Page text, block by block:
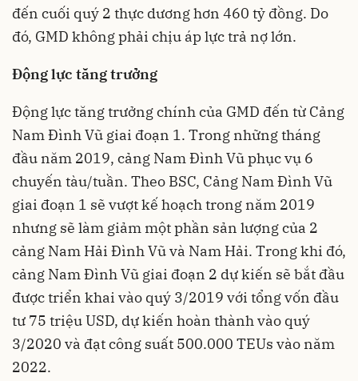
đến cuối quý 2 thực dương hơn 460 tỷ đồng. Do
đó, GMD không phải chịu áp lực trả nợ lớn.
Động lực tăng trưởng
Động lực tăng trưởng chính của GMD đến từ Cảng
Nam Đình Vũ giai đoạn 1. Trong những tháng
đầu năm 2019, cảng Nam Đình Vũ phục vụ 6
chuyến tàu/tuần. Theo BSC, Cảng Nam Đình Vũ
giai đoạn 1 sẽ vượt kế hoạch trong năm 2019
nhưng sẽ làm giảm một phần sản lượng của 2
cảng Nam Hải Đình Vũ và Nam Hải. Trong khi đó,
cảng Nam Đình Vũ giai đoạn 2 dự kiến sẽ bắt đầu
được triển khai vào quý 3/2019 với tổng vốn đầu
tư 75 triệu USD, dự kiến hoàn thành vào quý
3/2020 và đạt công suất 500.000 TEUs vào năm
2022.